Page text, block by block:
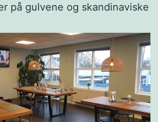
på gulvene og skandinaviske